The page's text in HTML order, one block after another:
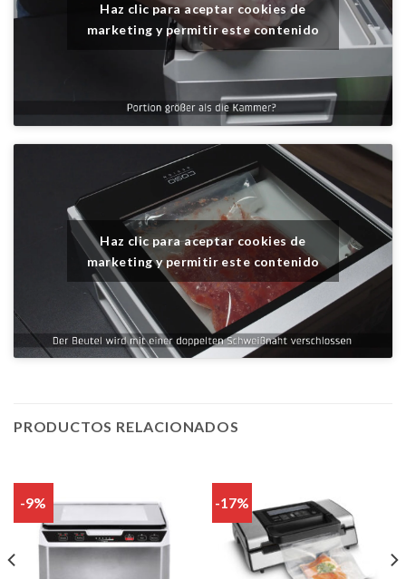
Haz clic para aceptar cookies de
marketing y permitir este contenido
Haz clic para aceptar cookies de
marketing y permitir este contenido
PRODUCTOS RELACIONADOS
-9% -17%